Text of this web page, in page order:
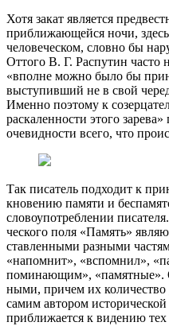
Хотя закат является
приближающейся ночи,
человеческом, словно бы
Оттого В. Г. Распутин часто
«впол­не можно было бы
выступивший не в свой
Именно поэтому к
раскаленности этого
очевидности всего, что
Так писатель подходит к
кновению памяти и
словоупотреблении
ческого поля «Память»
ставленными разными
«напомнит», «вспомнил»,
поминающим», «памятные».
ными, причем их количество
самим автором
при­ближается к видению